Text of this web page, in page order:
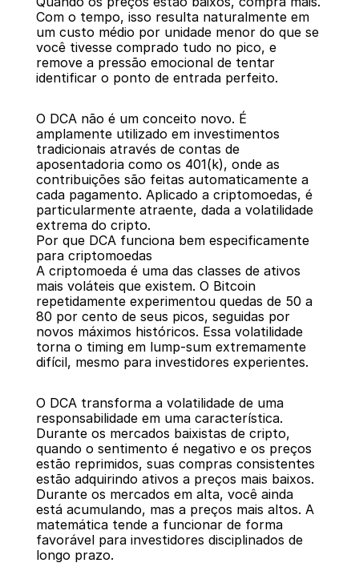
Com o tempo, isso resulta naturalmente em
um custo médio por unidade menor do que se
você tivesse comprado tudo no pico, e
remove a pressão emocional de tentar
identificar o ponto de entrada perfeito.
O DCA não é um conceito novo. É
amplamente utilizado em investimentos
tradicionais através de contas de
aposentadoria como os 401(k), onde as
contribuições são feitas automaticamente a
cada pagamento. Aplicado a criptomoedas, é
particularmente atraente, dada a volatilidade
extrema do cripto.
Por que DCA funciona bem especificamente
para criptomoedas
A criptomoeda é uma das classes de ativos
mais voláteis que existem. O Bitcoin
repetidamente experimentou quedas de 50 a
80 por cento de seus picos, seguidas por
novos máximos históricos. Essa volatilidade
torna o timing em lump-sum extremamente
difícil, mesmo para investidores experientes.
O DCA transforma a volatilidade de uma
responsabilidade em uma característica.
Durante os mercados baixistas de cripto,
quando o sentimento é negativo e os preços
estão reprimidos, suas compras consistentes
estão adquirindo ativos a preços mais baixos.
Durante os mercados em alta, você ainda
está acumulando, mas a preços mais altos. A
matemática tende a funcionar de forma
favorável para investidores disciplinados de
longo prazo.